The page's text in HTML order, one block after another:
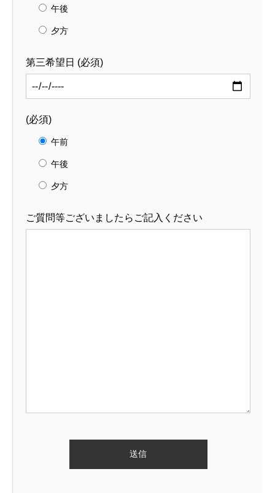
午後
夕方
第三希望日 (必須)
(必須)
午前
午後
夕方
ご質問等ございましたらご記入ください